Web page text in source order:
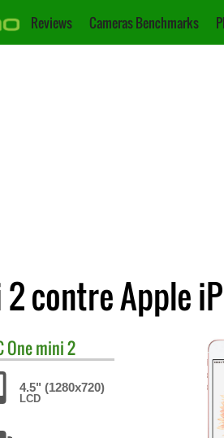
Reviews Cameras Benchmarks
2 contre Apple
One mini 2
4.5" (1280x720)
LCD